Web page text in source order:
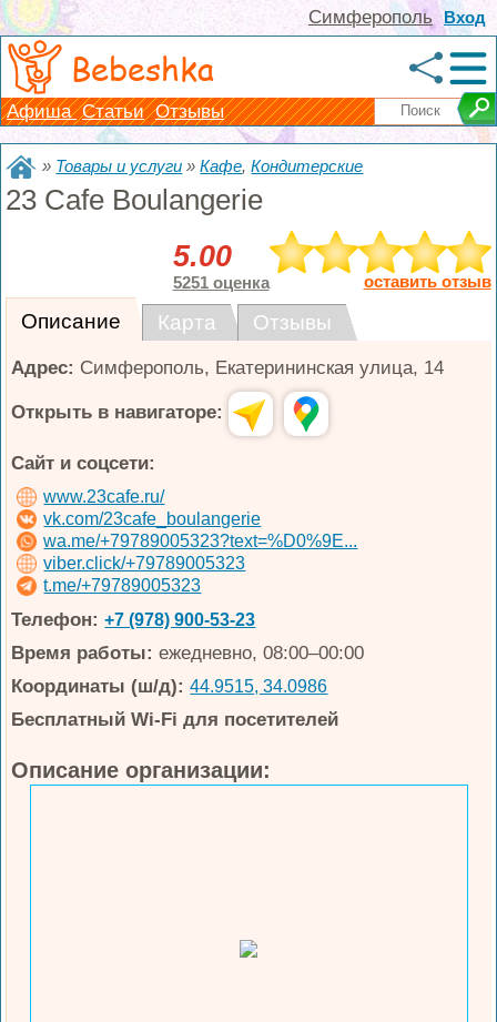
Вход
Симферополь
Bebeshka
Афиша Статьи Отзывы
» Товары и услуги »Кафе,Кондитерские
23 Cafe Boulangerie
5.00
5251 оценка оставить отзыв
Описание Карта Отзывы
Адрес: Симферополь, Екатерининская улица, 14
Открыть в навигаторе:
Сайт и соцсети:
www.23cafe.ru/
vk.com/23cafe_boulangerie
wa.me/+79789005323?text=%D0%9E...
viber.click/+79789005323
t.me/+79789005323
Телефон: +7 (978) 900-53-23
Время работы: ежедневно, 08:00–00:00
Координаты (ш/д): 44.9515, 34.0986
Бесплатный Wi-Fi для посетителей
Описание организации: